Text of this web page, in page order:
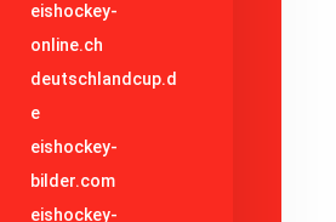
eishockey-
online.ch
deutschlandcup.d
e
eishockey-
bilder.com
eishockey-